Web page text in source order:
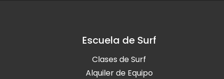
Escuela de Surf
Clases de Surf
Alquiler de Equipo